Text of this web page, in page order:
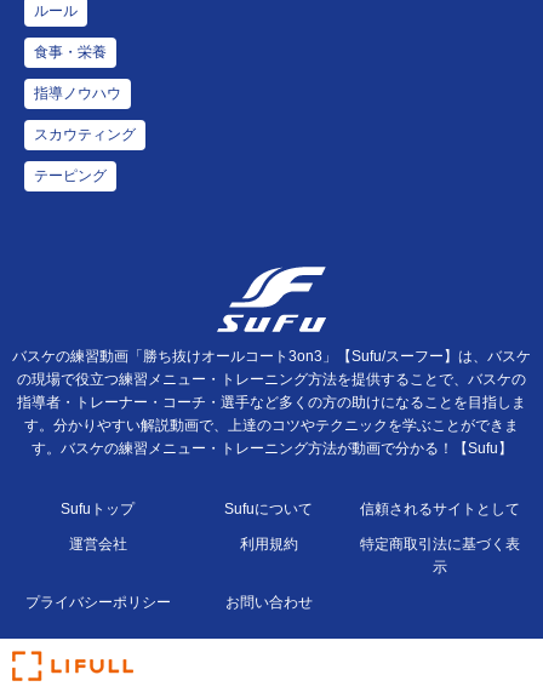
ルール
食事・栄養
指導ノウハウ
スカウティング
テーピング
バスケの練習動画「勝ち抜けオールコート3on3」【Sufu/スーフー】は、バスケ
の現場で役立つ練習メニュー・トレーニング方法を提供することで、バスケの
指導者・トレーナー・コーチ・選手など多くの方の助けになることを目指しま
す。分かりやすい解説動画で、上達のコツやテクニックを学ぶことができま
す。バスケの練習メニュー・トレーニング方法が動画で分かる！【Sufu】
Sufuトップ Sufuについて 信頼されるサイトとして
運営会社 利用規約
特定商取引法に基づく表
示
プライバシーポリシー お問い合わせ